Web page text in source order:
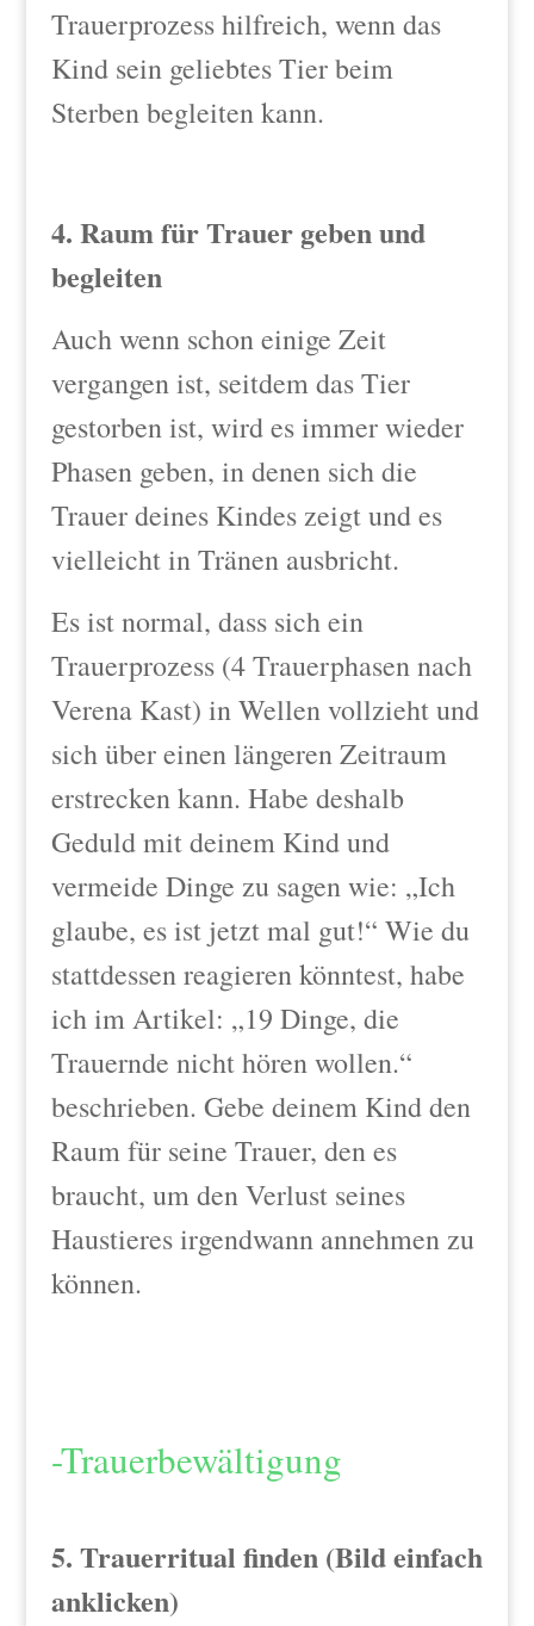
Trauerprozess hilfreich, wenn das
Kind sein geliebtes Tier beim
Sterben begleiten kann.
4. Raum für Trauer geben und
begleiten
Auch wenn schon einige Zeit
vergangen ist, seitdem das Tier
gestorben ist, wird es immer wieder
Phasen geben, in denen sich die
Trauer deines Kindes zeigt und es
vielleicht in Tränen ausbricht.
Es ist normal, dass sich ein
Trauerprozess (4 Trauerphasen nach
Verena Kast) in Wellen vollzieht und
sich über einen längeren Zeitraum
erstrecken kann. Habe deshalb
Geduld mit deinem Kind und
vermeide Dinge zu sagen wie: „Ich
glaube, es ist jetzt mal gut!“ Wie du
stattdessen reagieren könntest, habe
ich im Artikel: „19 Dinge, die
Trauernde nicht hören wollen.“
beschrieben. Gebe deinem Kind den
Raum für seine Trauer, den es
braucht, um den Verlust seines
Haustieres irgendwann annehmen zu
können.
-Trauerbewältigung
5. Trauerritual finden (Bild einfach
anklicken)